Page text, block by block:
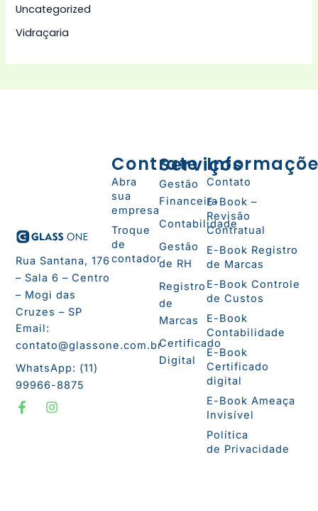
Uncategorized
Vidraçaria
Rua Santana, 176
– Sala 6 – Centro
– Mogi das
Cruzes – SP
Email:
contato@glassone.com.br
WhatsApp: (11)
99966-8875
F
a
I
n
Serviços
Gestão
Financeira
Contabilidade
Gestão
de RH
Registro
de
Marcas
Certificado
Digital
Contrate
Abra
sua
empresa
Troque
de
contador
Contato
E-Book –
Revisão
Contratual
E-Book Registro
de Marcas
E-Book Controle
de Custos
E-Book
Contabilidade
E-Book
Certificado
digital
E-Book Ameaça
Invisível
Política
de Privacidade